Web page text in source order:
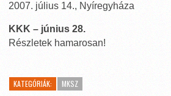
2007. július 14., Nyíregyháza
KKK – június 28.
Részletek hamarosan!
KATEGÓRIÁK: MKSZ